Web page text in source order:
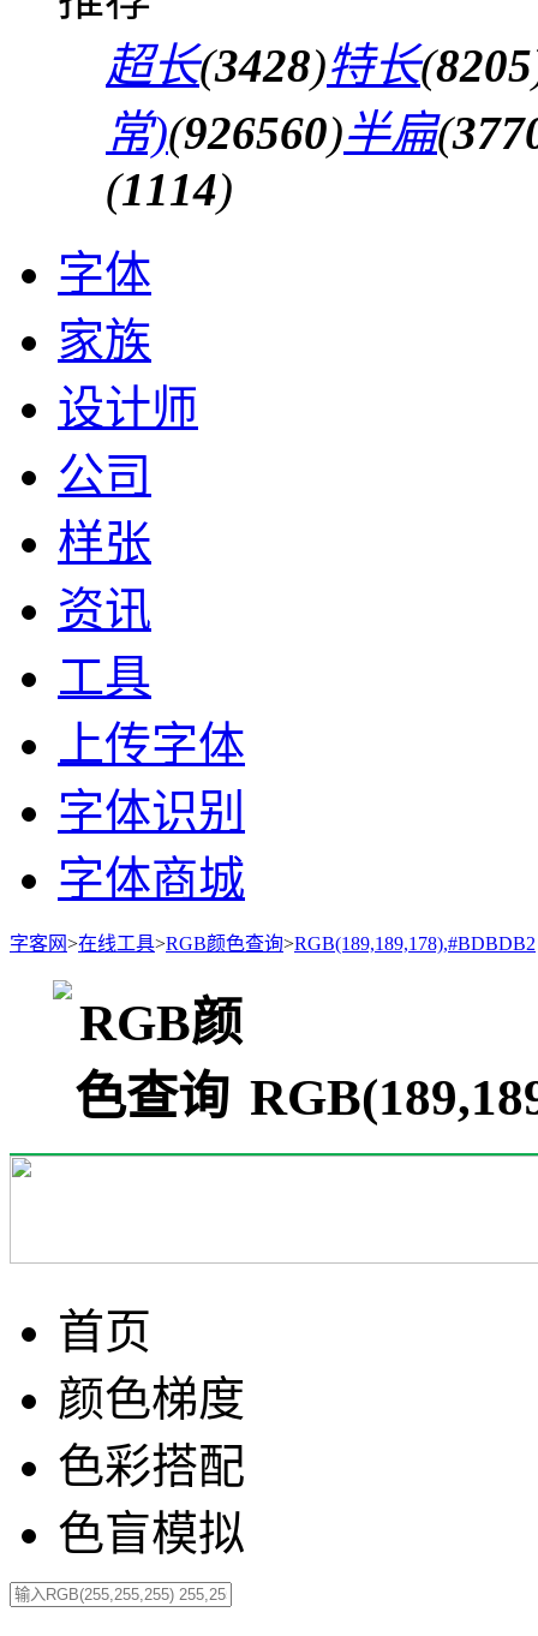
超长(3428)特长(8205
常)(926560)半扁(
(1114)
字体
家族
设计师
公司
样张
资讯
工具
上传字体
字体识别
字体商城
字客网>在线工具>RGB颜色查询>RGB(189,189,178),#BDBDB2
首页
颜色梯度
色彩搭配
色盲模拟